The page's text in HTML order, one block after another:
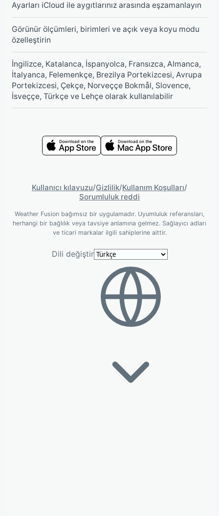
Ayarları iCloud ile aygıtlarınız arasında eşzamanlayın
Görünür ölçümleri, birimleri ve açık veya koyu modu
özelleştirin
İngilizce, Katalanca, İspanyolca, Fransızca, Almanca,
İtalyanca, Felemenkçe, Brezilya Portekizcesi, Avrupa
Portekizcesi, Çekçe, Norveççe Bokmål, Slovence,
İsveççe, Türkçe ve Lehçe olarak kullanılabilir
Kullanıcı kılavuzu/Gizlilik/Kullanım Koşulları/
Sorumluluk reddi
Weather Fusion bağımsız bir uygulamadır. Uyumluluk referansları,
herhangi bir bağlılık veya tavsiye anlamına gelmez. Sağlayıcı adları
ve ticari markalar ilgili sahiplerine aittir.
Dili değiştir